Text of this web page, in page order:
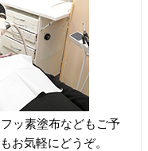
ッ素塗布などもご予
お気軽にどうぞ。